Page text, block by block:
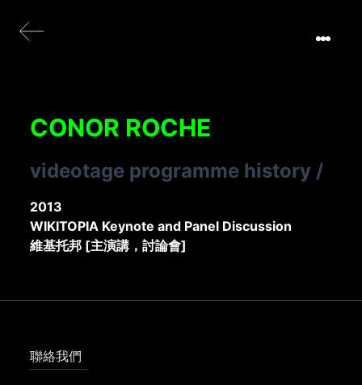
CONOR ROCHE
videotage programme history /
2013
WIKITOPIA Keynote and Panel Discussion
維基托邦 [主演講，討論會]
聯絡我們